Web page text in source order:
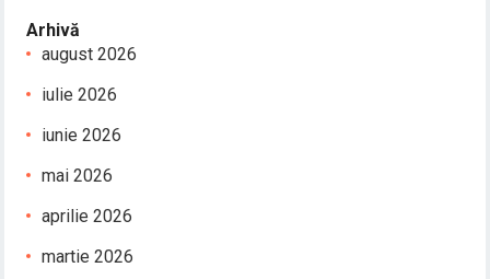
Arhivă
august 2026
iulie 2026
iunie 2026
mai 2026
aprilie 2026
martie 2026